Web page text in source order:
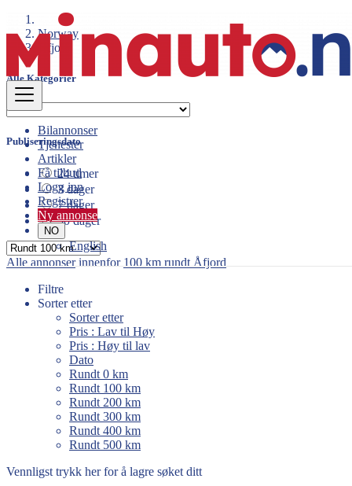
Bilannonser
Tjenester
Artikler
Få tilbud
Logg inn
Registrer
Ny annonse
NO
English
Norway
Åfjord
Alle Kategorier
Publiseringsdato
24 timer
3 dager
7 dager
30 dager
Alle annonserinnenfor 100 km rundt Åfjord
Filtre
Sorter etter
Sorter etter
Pris : Lav til Høy
Pris : Høy til lav
Dato
Rundt 0 km
Rundt 100 km
Rundt 200 km
Rundt 300 km
Rundt 400 km
Rundt 500 km
Vennligst trykk her for å lagre søket ditt